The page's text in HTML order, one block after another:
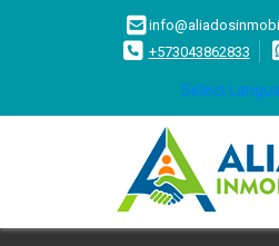
+573043862833
Select